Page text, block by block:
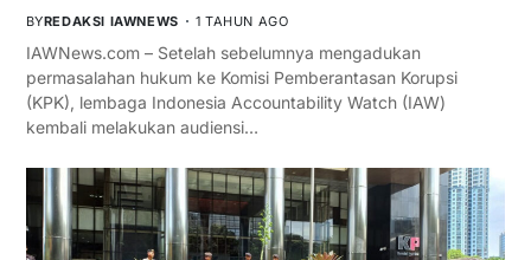
BYREDAKSI IAWNEWS 1 TAHUN AGO
IAWNews.com – Setelah sebelumnya mengadukan
permasalahan hukum ke Komisi Pemberantasan Korupsi
(KPK), lembaga Indonesia Accountability Watch (IAW)
kembali melakukan audiensi…